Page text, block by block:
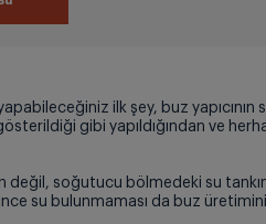
ilk şey, buz yapıcının
gibi yapıldığından ve
değil, soğutucu bölmedeki su
su bulunmaması da buz